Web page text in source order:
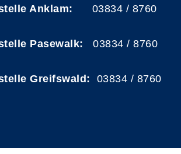
Anklam: 03834 / 8760
Pasewalk: 03834 / 8760
Greifswald: 03834 / 8760